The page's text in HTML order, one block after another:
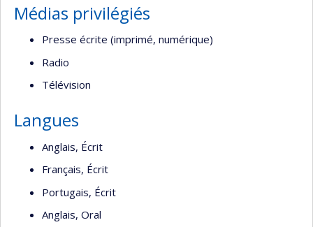
Médias privilégiés
Presse écrite (imprimé, numérique)
Radio
Télévision
Langues
Anglais, Écrit
Français, Écrit
Portugais, Écrit
Anglais, Oral